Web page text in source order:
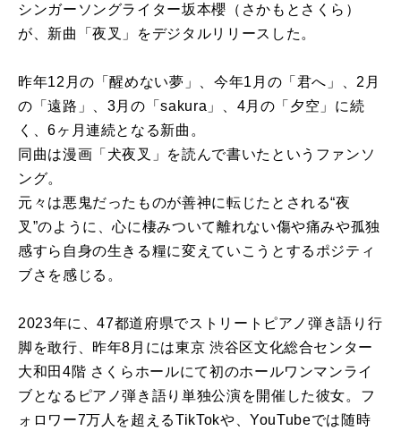
シンガーソングライター坂本櫻（さかもとさくら）
が、新曲「夜叉」をデジタルリリースした。
昨年12月の「醒めない夢」、今年1月の「君へ」、2月
の「遠路」、3月の「sakura」、4月の「夕空」に続
く、6ヶ月連続となる新曲。
同曲は漫画「犬夜叉」を読んで書いたというファンソ
ング。
元々は悪鬼だったものが善神に転じたとされる“夜
叉”のように、心に棲みついて離れない傷や痛みや孤独
感すら自身の生きる糧に変えていこうとするポジティ
ブさを感じる。
2023年に、47都道府県でストリートピアノ弾き語り行
脚を敢行、昨年8月には東京 渋谷区文化総合センター
大和田4階 さくらホールにて初のホールワンマンライ
ブとなるピアノ弾き語り単独公演を開催した彼女。フ
ォロワー7万人を超えるTikTokや、YouTubeでは随時